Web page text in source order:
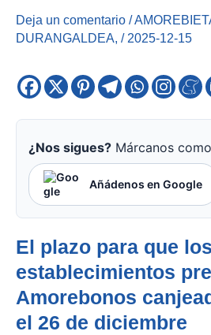
Deja un comentario /
DURANGALDEA, / 2025-12-15
¿Nos sigues? Márcanos
Añádenos en Google
El plazo para que los
establecimientos
Amorebonos
el 26 de diciembre